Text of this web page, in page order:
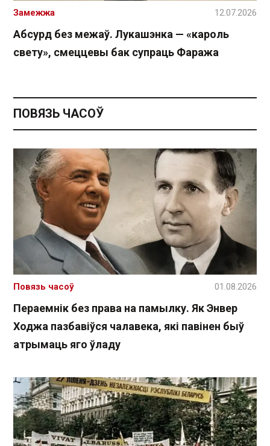
Абсурд без межаў. Лукашэнка — «кароль
свету», смеццевы бак супраць Фаража
Замежжа 12.07.2026
ПОВЯЗЬ ЧАСОЎ
Пераемнік без права на памылку. Як Энвер
Ходжа пазбавіўся чалавека, які павінен быў
атрымаць яго ўладу
Повязь часоў 01.08.2026